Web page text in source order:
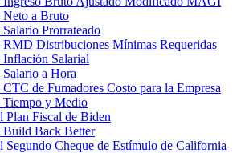
Neto a Bruto
Prorrateado
RMD Distribuciones Mínimas Requeridas
Inflación Salarial
a Hora
de Fumadores Costo para la Empresa
Tiempo y Medio
Plan Fiscal de Biden
Build Back Better
Segundo Cheque de Estímulo de California